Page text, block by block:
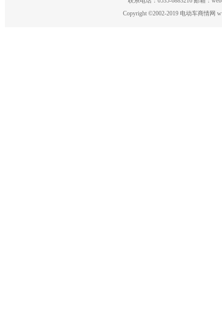
Copyright ©2002-2019 电动车商情网